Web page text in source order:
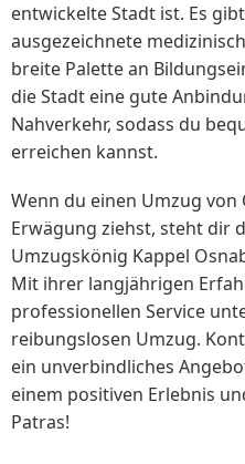
entwickelte Stadt ist. Es
ausgezeichnete
breite Palette an
die Stadt eine gute
Nahverkehr, sodass du
erreichen kannst.
Wenn du einen Umzug
Erwägung ziehst, steht dir
Umzugskönig Kappel
Mit ihrer langjährigen
professionellen Service
reibungslosen Umzug.
ein unverbindliches
einem positiven Erlebnis
Patras!